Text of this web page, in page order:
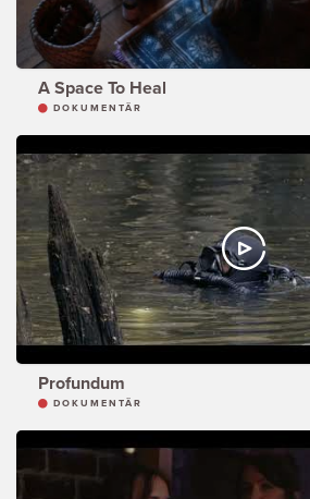
A Space To Heal
DOKUMENTÄR
Profundum
DOKUMENTÄR